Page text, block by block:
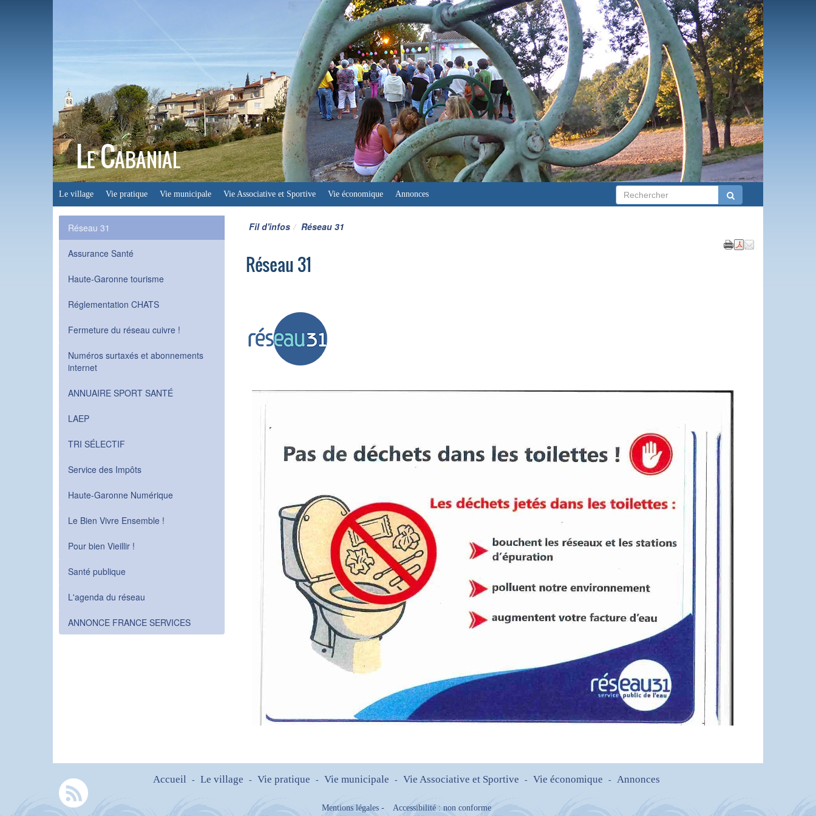
Le Cabanial
Le village Vie pratique Vie municipale Vie Associative et Sportive Vie économique Annonces
Fil d'infos Réseau 31
Réseau 31
Réseau 31
Assurance Santé
Haute-Garonne tourisme
Réglementation CHATS
Fermeture du réseau cuivre !
Numéros surtaxés et abonnements
internet
ANNUAIRE SPORT SANTÉ
LAEP
TRI SÉLECTIF
Service des Impôts
Haute-Garonne Numérique
Le Bien Vivre Ensemble !
Pour bien Vieillir !
Santé publique
L'agenda du réseau
ANNONCE FRANCE SERVICES
Accueil - Le village - Vie pratique - Vie municipale - Vie Associative et Sportive - Vie économique - Annonces
Mentions légales - Accessibilité : non conforme